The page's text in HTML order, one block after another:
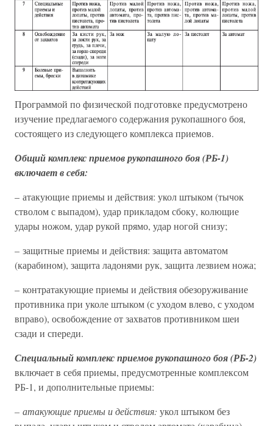
Программой по физической подготовке предусмотрено
изучение предлагаемого содержания рукопашного боя,
состоящего из следующего комплекса приемов.
Общий комплекс приемов рукопашного боя (РБ-1)
включает в себя:
– атакующие приемы и действия: укол штыком (тычок
стволом с выпадом), удар прикладом сбоку, колющие
удары ножом, удар рукой прямо, удар ногой снизу;
– защитные приемы и действия: защита автоматом
(карабином), защита ладонями рук, защита лезвием ножа;
– контратакующие приемы и действия обезоруживание
противника при уколе штыком (с уходом влево, с уходом
вправо), освобождение от захватов противником шеи
сзади и спереди.
Специальный комплекс приемов рукопашного боя (РБ-2)
включает в себя приемы, предусмотренные комплексом
РБ-1, и дополнительные приемы:
– атакующие приемы и действия: укол штыком без